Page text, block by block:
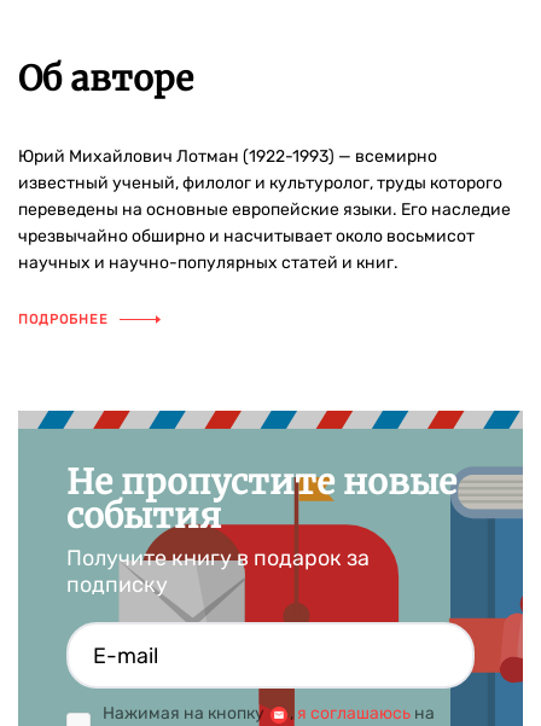
Об авторе
Юрий Михайлович Лотман (1922-1993) — всемирно
известный ученый, филолог и культуролог, труды которого
переведены на основные европейские языки. Его наследие
чрезвычайно обширно и насчитывает около восьмисот
научных и научно-популярных статей и книг.
ПОДРОБНЕЕ
Не пропустите новые
события
Получите книгу в подарок за
подписку
Нажимая на кнопку , я соглашаюсь на